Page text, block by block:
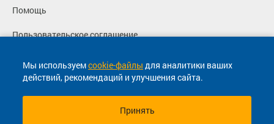
Мы используемcookie-файлы для аналитики ваших
действий, рекомендаций и улучшения сайта.
Принять
Помощь
Пользовательское соглашение
Политика конфиденциальности
Согласие на маркетинговые сообщения
© 2013-2026, ООО "Капитал"- Онлайн сервис продажи